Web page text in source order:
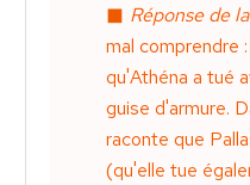
Réponse de
mal comprendre
qu'Athéna a tué
guise d'armure.
raconte que
(qu'elle tue